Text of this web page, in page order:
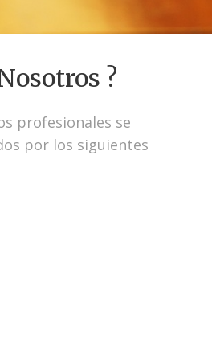
?
profesionales se
por los siguientes